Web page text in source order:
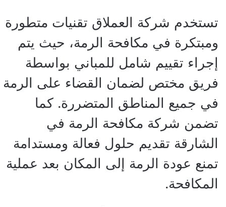
تستخدم شركة العملاق تقنيات متطورة
ومبتكرة في مكافحة الرمة، حيث يتم
إجراء تقييم شامل للمباني بواسطة
فريق مختص لضمان القضاء على الرمة
في جميع المناطق المتضررة. كما
تضمن شركة مكافحة الرمة في
الشارقة تقديم حلول فعالة ومستدامة
تمنع عودة الرمة إلى المكان بعد عملية
المكافحة.